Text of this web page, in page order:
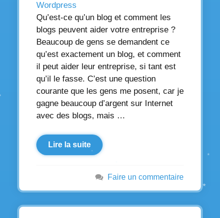
Wordpress
Qu’est-ce qu’un blog et comment les
blogs peuvent aider votre entreprise ?
Beaucoup de gens se demandent ce
qu’est exactement un blog, et comment
il peut aider leur entreprise, si tant est
qu’il le fasse. C’est une question
courante que les gens me posent, car je
gagne beaucoup d’argent sur Internet
avec des blogs, mais …
Lire la suite
Faire un commentaire